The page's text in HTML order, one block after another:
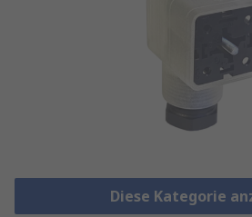
Diese Kategorie